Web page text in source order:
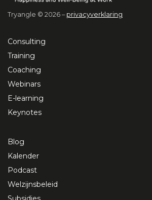
Tryangle © 2026 – privacyverklaring
Consulting
Training
Coaching
Webinars
E-learning
Keynotes
Blog
Kalender
Podcast
Welzijnsbeleid